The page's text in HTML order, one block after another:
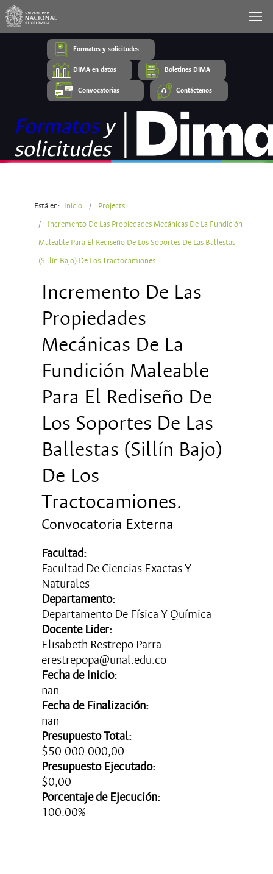
Formatos y solicitudes
DIMA en datos Boletines DIMA
Convocatorias Contáctenos
Está en: Inicio
Projects
Incremento De Las Propiedades Mecánicas De La Fundición
Maleable Para El Rediseño De Los Soportes De Las Ballestas
(Sillín Bajo) De Los Tractocamiones.
Incremento De Las
Propiedades
Mecánicas De La
Fundición Maleable
Para El Rediseño De
Los Soportes De Las
Ballestas (Sillín Bajo)
De Los
Tractocamiones.
Convocatoria Externa
Facultad:
Facultad De Ciencias Exactas Y
Naturales
Departamento:
Departamento De Física Y Química
Docente Lider:
Elisabeth Restrepo Parra
erestrepopa@unal.edu.co
Fecha de Inicio:
nan
Fecha de Finalización:
nan
Presupuesto Total:
$50.000.000,00
Presupuesto Ejecutado:
$0,00
Porcentaje de Ejecución:
100.00%